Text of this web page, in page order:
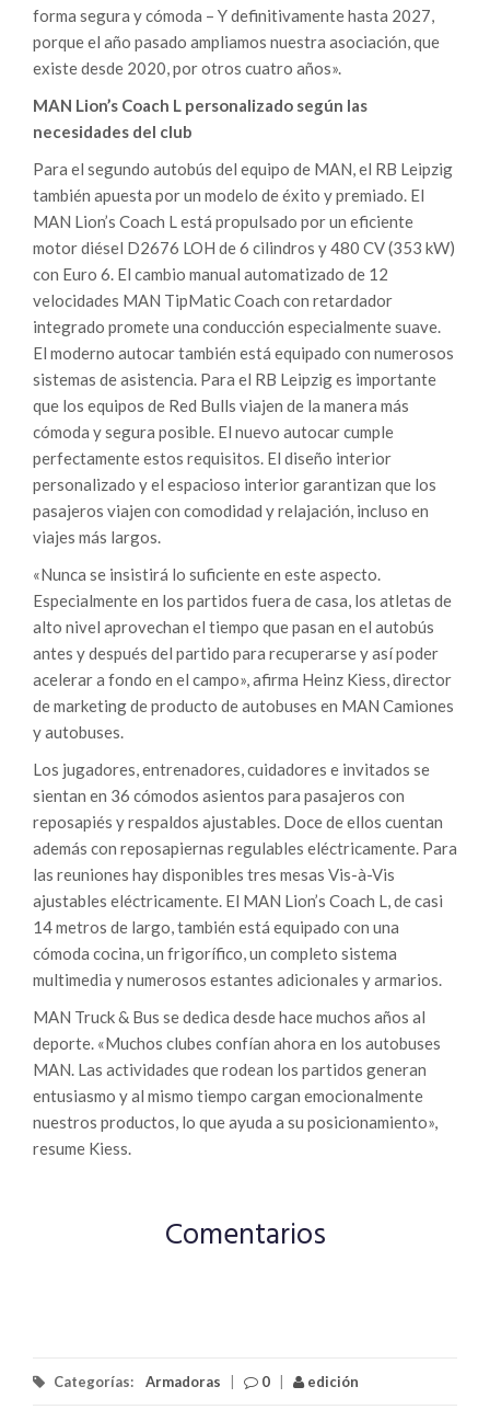
forma segura y cómoda – Y definitivamente hasta 2027,
porque el año pasado ampliamos nuestra asociación, que
existe desde 2020, por otros cuatro años».
MAN Lion’s Coach L personalizado según las
necesidades del club
Para el segundo autobús del equipo de MAN, el RB Leipzig
también apuesta por un modelo de éxito y premiado. El
MAN Lion’s Coach L está propulsado por un eficiente
motor diésel D2676 LOH de 6 cilindros y 480 CV (353 kW)
con Euro 6. El cambio manual automatizado de 12
velocidades MAN TipMatic Coach con retardador
integrado promete una conducción especialmente suave.
El moderno autocar también está equipado con numerosos
sistemas de asistencia. Para el RB Leipzig es importante
que los equipos de Red Bulls viajen de la manera más
cómoda y segura posible. El nuevo autocar cumple
perfectamente estos requisitos. El diseño interior
personalizado y el espacioso interior garantizan que los
pasajeros viajen con comodidad y relajación, incluso en
viajes más largos.
«Nunca se insistirá lo suficiente en este aspecto.
Especialmente en los partidos fuera de casa, los atletas de
alto nivel aprovechan el tiempo que pasan en el autobús
antes y después del partido para recuperarse y así poder
acelerar a fondo en el campo», afirma Heinz Kiess, director
de marketing de producto de autobuses en MAN Camiones
y autobuses.
Los jugadores, entrenadores, cuidadores e invitados se
sientan en 36 cómodos asientos para pasajeros con
reposapiés y respaldos ajustables. Doce de ellos cuentan
además con reposapiernas regulables eléctricamente. Para
las reuniones hay disponibles tres mesas Vis-à-Vis
ajustables eléctricamente. El MAN Lion’s Coach L, de casi
14 metros de largo, también está equipado con una
cómoda cocina, un frigorífico, un completo sistema
multimedia y numerosos estantes adicionales y armarios.
MAN Truck & Bus se dedica desde hace muchos años al
deporte. «Muchos clubes confían ahora en los autobuses
MAN. Las actividades que rodean los partidos generan
entusiasmo y al mismo tiempo cargan emocionalmente
nuestros productos, lo que ayuda a su posicionamiento»,
resume Kiess.
Comentarios
Categorías: Armadoras 0 edición